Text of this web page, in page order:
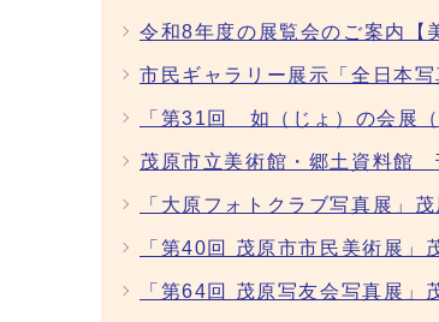
令和8年度の展覧会のご案内【
市民ギャラリー展示「全日本
「第31回 如（じょ）の会展
茂原市立美術館・郷土資料館
「大原フォトクラブ写真展」
「第40回 茂原市市民美術展
「第64回 茂原写友会写真展